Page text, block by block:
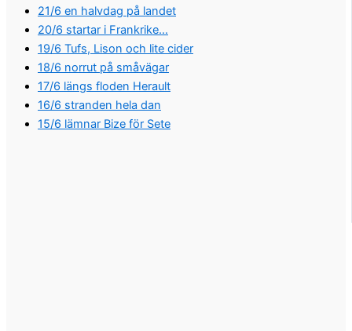
21/6 en halvdag på landet
20/6 startar i Frankrike…
19/6 Tufs, Lison och lite cider
18/6 norrut på småvägar
17/6 längs floden Herault
16/6 stranden hela dan
15/6 lämnar Bize för Sete